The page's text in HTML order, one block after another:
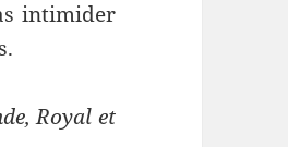
intimider
Royal et